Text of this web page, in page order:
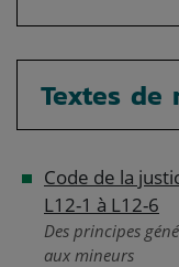
Textes de
Code de la
L12-1 à L12-6
Des principes
aux mineurs